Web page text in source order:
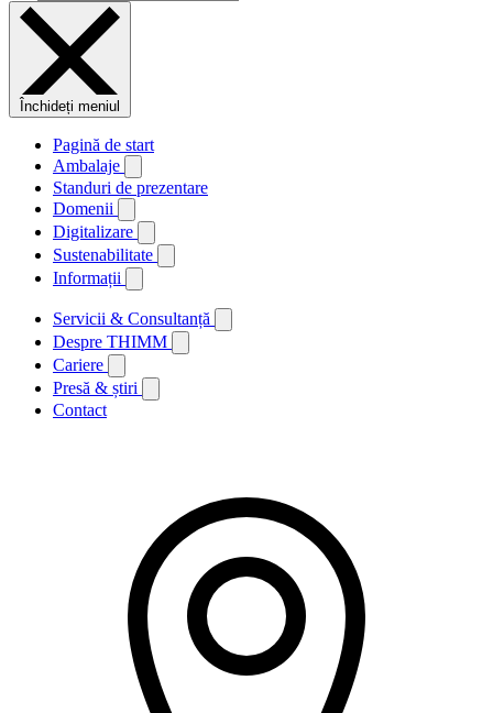
Închideți meniul
Pagină de start
Ambalaje
Standuri de prezentare
Domenii
Digitalizare
Sustenabilitate
Informații
Servicii & Consultanță
Despre THIMM
Cariere
Presă & știri
Contact